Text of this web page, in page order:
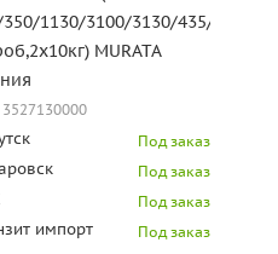
11
1130/3100/3130/435/410)
MURATA
3527130000
Под заказ
Под заказ
Под заказ
импорт Под заказ